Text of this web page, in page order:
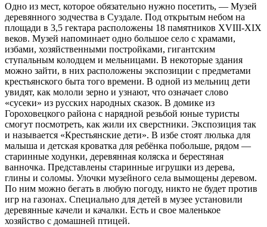
Одно из мест, которое обязательно нужно посетить, — Музей
деревянного зодчества в Суздале. Под открытым небом на
площади в 3,5 гектара расположены 18 памятников XVIII-XIX
веков. Музей напоминает одно большое село с храмами,
избами, хозяйственными постройками, гигантским
ступальным колодцем и мельницами. В некоторые здания
можно зайти, в них расположены экспозиции с предметами
крестьянского быта того времени. В одной из мельниц дети
увидят, как мололи зерно и узнают, что означает слово
«сусеки» из русских народных сказок. В домике из
Гороховецкого района с нарядной резьбой юные туристы
смогут посмотреть, как жили их сверстники. Экспозиция так
и называется «Крестьянские дети». В избе стоят люлька для
малыша и детская кроватка для ребёнка побольше, рядом —
старинные ходунки, деревянная коляска и берестяная
ванночка. Представлены старинные игрушки из дерева,
глины и соломы. Улочки музейного села вымощены деревом.
По ним можно бегать в любую погоду, никто не будет против
игр на газонах. Специально для детей в музее установили
деревянные качели и качалки. Есть и свое маленькое
хозяйство с домашней птицей.